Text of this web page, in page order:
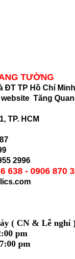
TƯỜNG
ĐT TP Hồ Chí Minh
Tăng
TP. HCM
2996
638 - 0906 870
( CN & Lễ nghỉ
pm
pm